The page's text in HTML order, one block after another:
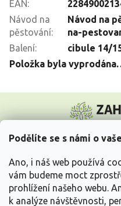
Podělíte se s námi o
Ano, i náš web používá
vám budeme moct
prohlížení našeho webu.
k analýze návštěvnosti,
EAN:
Návod na
pěstování:
Návod na
na-
Balení:
cibule 14/
Položka byla
p
Vše o nákupu
Informace pro Vás